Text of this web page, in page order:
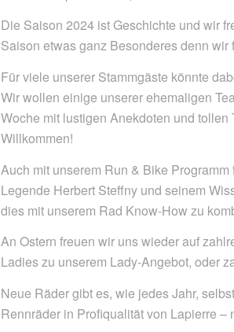
Die Saison 2024 ist Geschichte und wir
Saison etwas ganz Besonderes denn
Für viele unserer Stammgäste könnte
Wir wollen einige unserer ehemaligen
Woche mit lustigen Anekdoten und
Willkommen!
Auch mit unserem Run & Bike
Legende Herbert Steffny und seinem
dies mit unserem Rad Know-How zu
An Ostern freuen wir uns wieder auf
Ladies zu unserem Lady-Angebot, oder
Neue Räder gibt es, wie jedes Jahr,
Rennräder in Profiqualität von Lapierre